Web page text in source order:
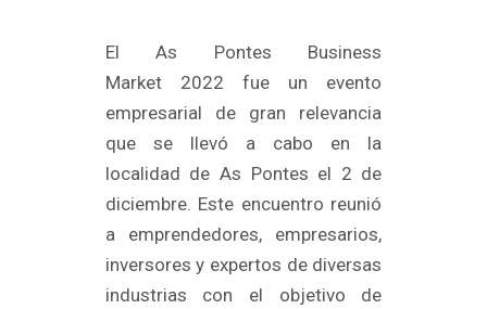
El As Pontes Business
Market 2022 fue un evento
empresarial de gran relevancia
que se llevó a cabo en la
localidad de As Pontes el 2 de
diciembre. Este encuentro reunió
a emprendedores, empresarios,
inversores y expertos de diversas
industrias con el objetivo de